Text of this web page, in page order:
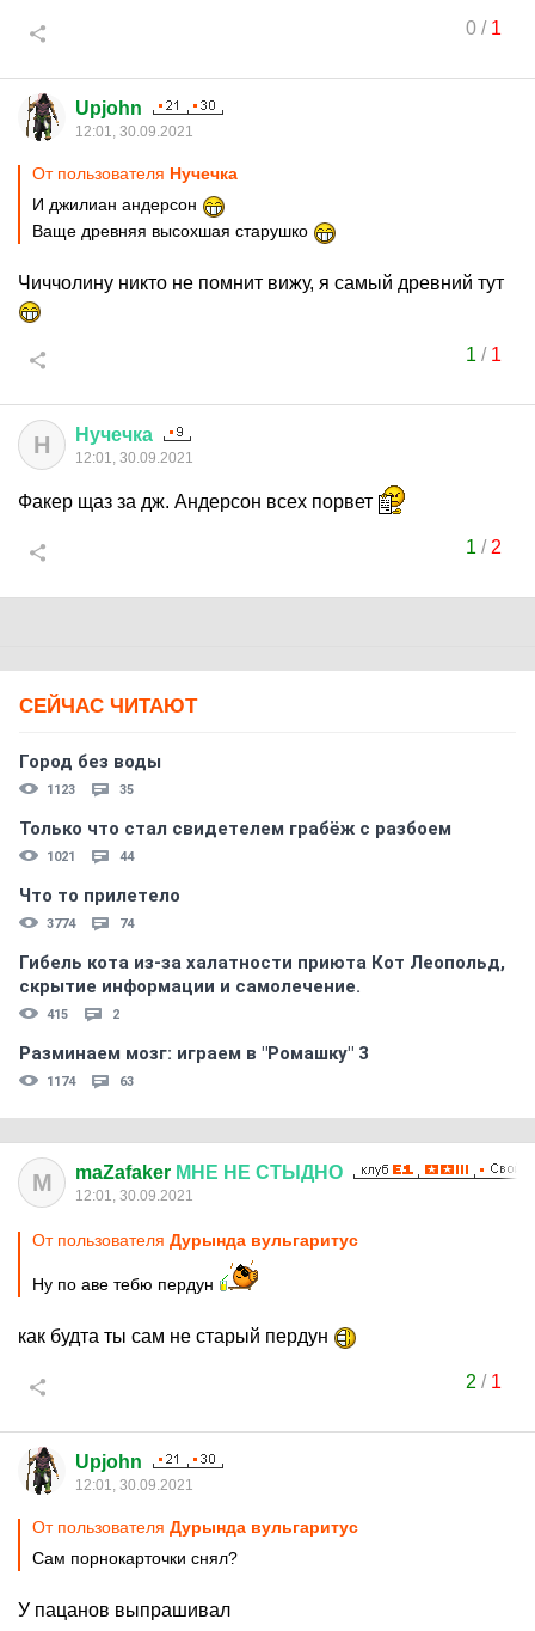
0/ 1
Upjohn
12:01, 30.09.2021
От пользователя Нучечка
И джилиан андерсон
Ваще древняя высохшая старушко
Чиччолину никто не помнит вижу, я самый древний тут
1 / 1
Н Нучечка
12:01, 30.09.2021
Факер щаз за дж. Андерсон всех порвет
1 / 2
СЕЙЧАС ЧИТАЮТ
Город без воды
1123 35
Только что стал свидетелем грабёж с разбоем
1021 44
Что то прилетело
3774 74
Гибель кота из-за халатности приюта Кот Леопольд,
скрытиe информации и самолечение.
415 2
Разминаем мозг: играем в "Ромашку" 3
1174 63
M maZafaker МНЕ НЕ СТЫДНО
12:01, 30.09.2021
От пользователя Дурында вульгаритус
Ну по аве тебю пердун
как будта ты сам не старый пердун
2 / 1
Upjohn
12:01, 30.09.2021
От пользователя Дурында вульгаритус
Сам порнокарточки снял?
У пацанов выпрашивал